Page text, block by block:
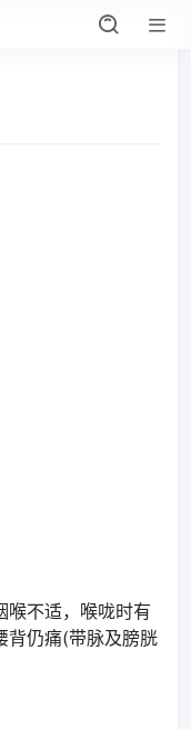
喉不适，喉咙时有
背仍痛(带脉及膀胱